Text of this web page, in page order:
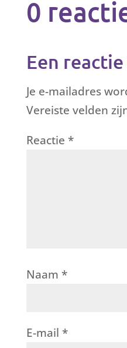
0
Een
Je e-mailadres
Vereiste velden
Reactie *
Naam *
E-mail *